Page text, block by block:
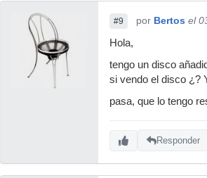
#9 por Bertos el
Hola,
tengo un disco
si vendo el disco ¿?
pasa, que lo tengo
Responder